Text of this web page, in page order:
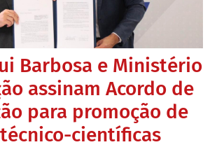
Barbosa e Ministério
assinam Acordo de
para promoção de
científicas